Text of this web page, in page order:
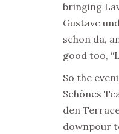
bringing
Gustave
schon da,
good too,
So the
Schönes
den
downpour